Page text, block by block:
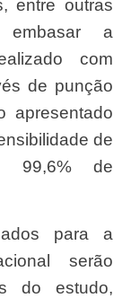
entre outras
embasar a
com
de punção
apresentado
de
99,6% de
serão
do estudo,